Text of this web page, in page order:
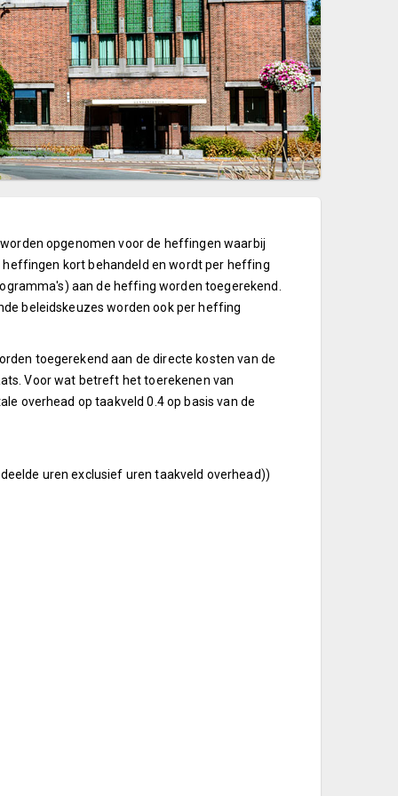
opgenomen voor de heffingen waarbij
heffingen kort behandeld en wordt per heffing
aan de heffing worden toegerekend.
beleidskeuzes worden ook per heffing
toegerekend aan de directe kosten van de
Voor wat betreft het toerekenen van
overhead op taakveld 0.4 op basis van de
uren exclusief uren taakveld overhead))